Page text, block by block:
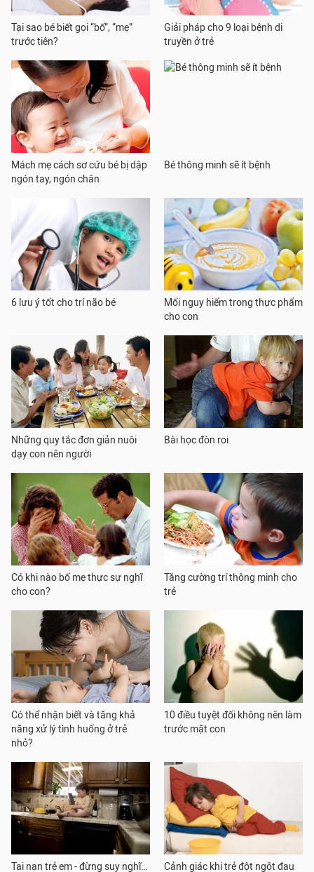
Tại sao bé biết gọi “bố”, “mẹ”
trước tiên?
Giải pháp cho 9 loại bệnh di
truyền ở trẻ
Mách mẹ cách sơ cứu bé bị dập
ngón tay, ngón chân
Bé thông minh sẽ ít bệnh
6 lưu ý tốt cho trí não bé
Mối nguy hiểm trong thực phẩm
cho con
Những quy tắc đơn giản nuôi
dạy con nên người
Bài học đòn roi
Có khi nào bố mẹ thực sự nghĩ
cho con?
Tăng cường trí thông minh cho
trẻ
Có thể nhận biết và tăng khả
năng xử lý tình huống ở trẻ
nhỏ?
10 điều tuyệt đối không nên làm
trước mặt con
Tai nạn trẻ em - đừng suy nghĩ… Cảnh giác khi trẻ đột ngột đau